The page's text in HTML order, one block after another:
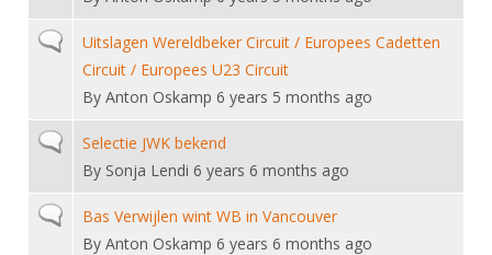
Evenement
Website
Gebruiksvoorwaarden
Handleiding
Historie
Sponsors en Partners
Organisatie
Commissies
Ereleden
Leden van Verdiensten
Wedstrijdsport
Inschrijven
Reglementen
Materiaal
Schermpaspoort
Oranje
DBT
SBT
Talentontwikkeling
Atletencommissie
Ouders en vereniging
Jeugdkampen
Brassardsysteem
Voor coaches en leraren
Nieuws
Nationale opleidingen
Schermforum
Nieuws
Contact
NK organiseren
Normal topicUitslagen Wereldbeker Circuit / Europees Cadetten
Circuit / Europees U23 Circuit
By Anton Oskamp 6 years 5 months ago
Normal topicSelectie JWK bekend
By Sonja Lendi 6 years 6 months ago
Normal topicBas Verwijlen wint WB in Vancouver
By Anton Oskamp 6 years 6 months ago